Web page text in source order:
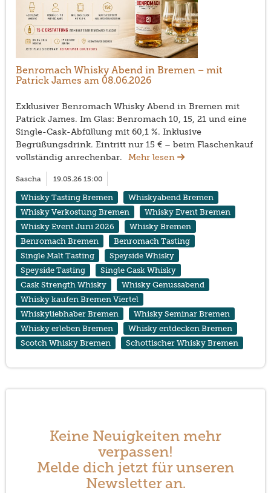
Benromach Whisky Abend in Bremen – mit
Patrick James am 08.06.2026
Exklusiver Benromach Whisky Abend in Bremen mit
Patrick James. Im Glas: Benromach 10, 15, 21 und eine
Single-Cask-Abfüllung mit 60,1 %. Inklusive
Begrüßungsdrink. Eintritt nur 15 € – beim Flaschenkauf
vollständig anrechenbar.
Mehr lesen
Sascha 19.05.26 15:00
Whisky Tasting Bremen
Whiskyabend Bremen
Whisky Verkostung Bremen
Whisky Event Bremen
Whisky Event Juni 2026
Whisky Bremen
Benromach Bremen
Benromach Tasting
Single Malt Tasting
Speyside Whisky
Speyside Tasting
Single Cask Whisky
Cask Strength Whisky
Whisky Genussabend
Whisky kaufen Bremen Viertel
Whiskyliebhaber Bremen
Whisky Seminar Bremen
Whisky erleben Bremen
Whisky entdecken Bremen
Scotch Whisky Bremen
Schottischer Whisky Bremen
Keine Neuigkeiten mehr
verpassen!
Melde dich jetzt für unseren
Newsletter an.